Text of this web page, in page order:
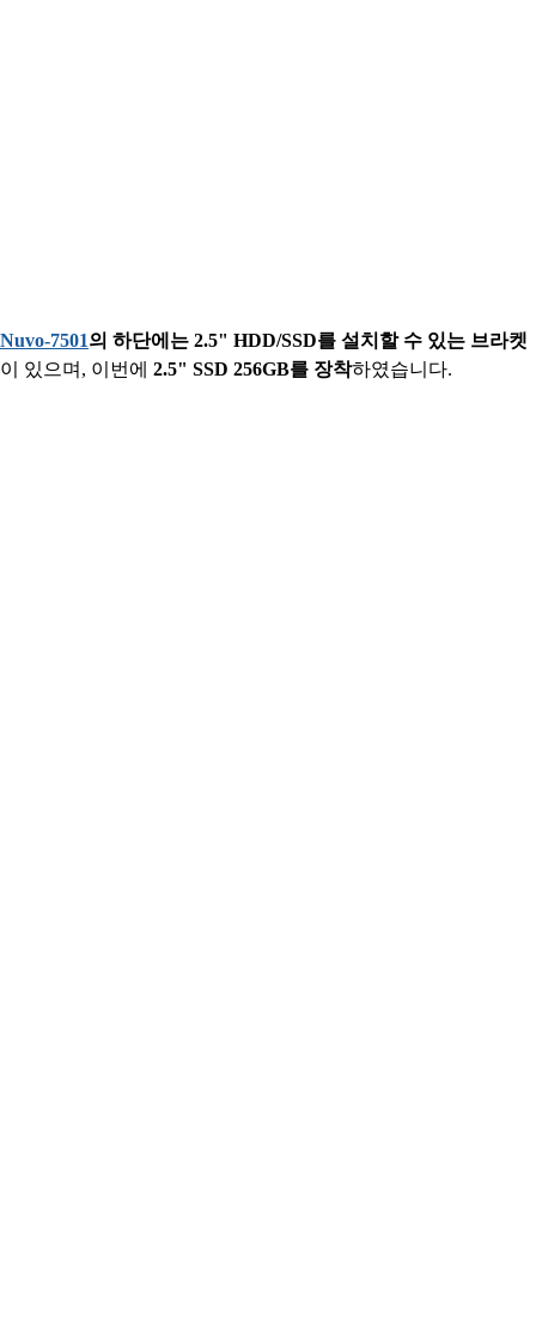
Nuvo-7501의 하단에는 2.5" HDD/SSD를 설치할 수 있는 브라켓
이 있으며, 이번에 2.5" SSD 256GB를 장착하였습니다.